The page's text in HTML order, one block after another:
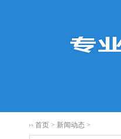
首页 > 新闻动态 >